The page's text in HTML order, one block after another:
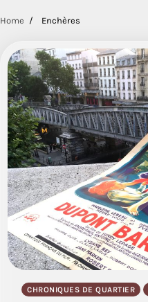
Home Enchères
CHRONIQUES DE QUARTIER